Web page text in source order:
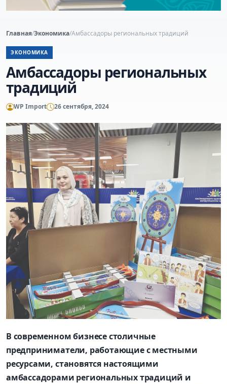
Главная/Экономика/Амбассадоры региональных традиций
ЭКОНОМИКА
Амбассадоры региональных
традиций
WP Import 26 сентября, 2024
В современном бизнесе столичные
предприниматели, работающие с местными
ресурсами, становятся настоящими
амбассадорами региональных традиций и